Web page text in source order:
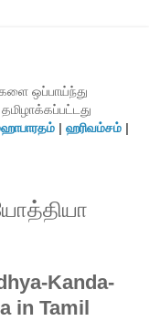
ஒப்பாய்ந்து
| ஹரிவம்சம் |
Kanda-
in Tamil